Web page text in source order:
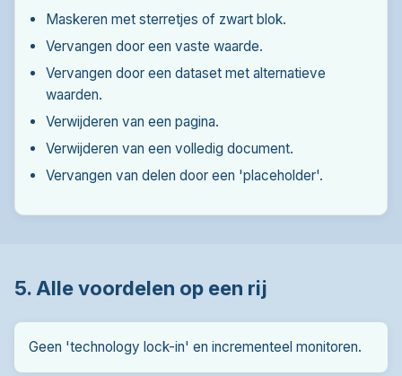
Maskeren met sterretjes of zwart blok.
Vervangen door een vaste waarde.
Vervangen door een dataset met alternatieve
waarden.
Verwijderen van een pagina.
Verwijderen van een volledig document.
Vervangen van delen door een 'placeholder'.
5. Alle voordelen op een rij
Geen 'technology lock-in' en incrementeel monitoren.